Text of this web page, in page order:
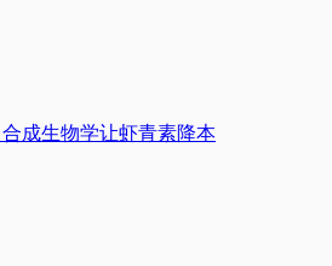
成生物学让虾青素降本